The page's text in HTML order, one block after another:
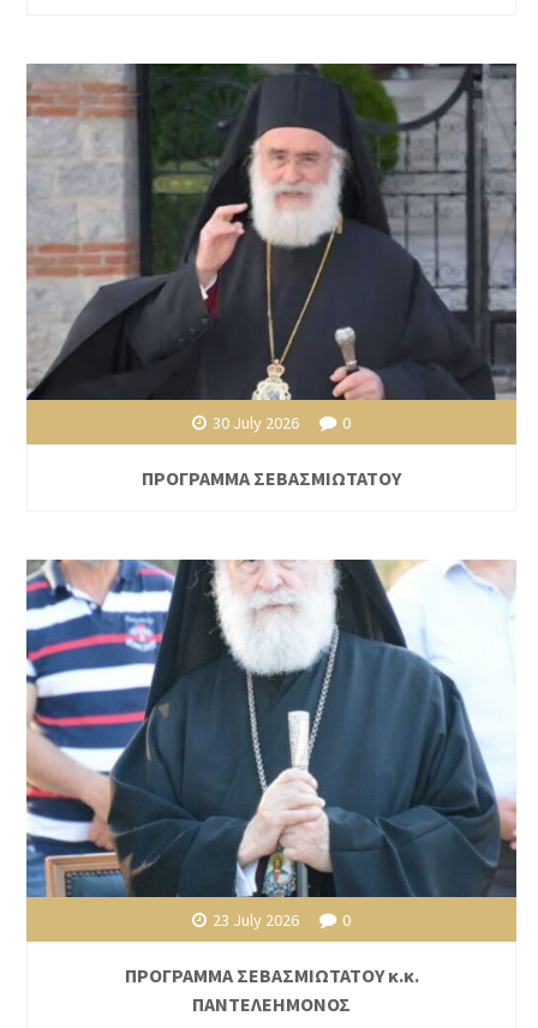
30 July 2026 0
ΠΡΟΓΡΑΜΜΑ ΣΕΒΑΣΜΙΩΤΑΤΟΥ
23 July 2026 0
ΠΡΟΓΡΑΜΜΑ ΣΕΒΑΣΜΙΩΤΑΤΟΥ κ.κ.
ΠΑΝΤΕΛΕΗΜΟΝΟΣ